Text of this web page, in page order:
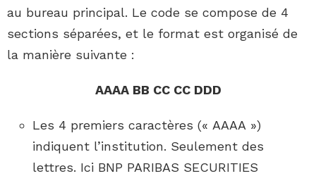
au bureau principal. Le code se compose de 4
sections séparées, et le format est organisé de
la manière suivante :
AAAA BB CC CC DDD
Les 4 premiers caractères (« AAAA »)
indiquent l’institution. Seulement des
lettres. Ici BNP PARIBAS SECURITIES